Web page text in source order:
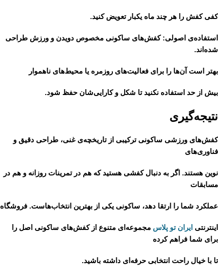
کفی کفش را هر چند ماه یکبار تعویض کنید.
استفاده‌ی اصولی: کفش‌های ساکونی مخصوص دویدن و ورزش طراحی
شده‌اند.
بهتر است آن‌ها را برای فعالیت‌های روزمره یا محیط‌های ناهموار
بیش از حد استفاده نکنید تا شکل و کارایی‌شان حفظ شود.
نتیجه‌گیری
کفش‌های ورزشی ساکونی ترکیبی از تاریخچه‌ی غنی، طراحی دقیق و
فناوری‌های
نوین هستند. اگر به دنبال کفشی هستید که هم در تمرینات روزانه و هم در
مسابقات
عملکرد شما را ارتقا دهد، ساکونی یکی از بهترین انتخاب‌هاست. فروشگاه
اینترنتی ایران تو پلاس مجموعه‌ای متنوع از کفش‌های ساکونی اصل را
برای شما فراهم کرده
تا با خیال راحت انتخابی حرفه‌ای داشته باشید.